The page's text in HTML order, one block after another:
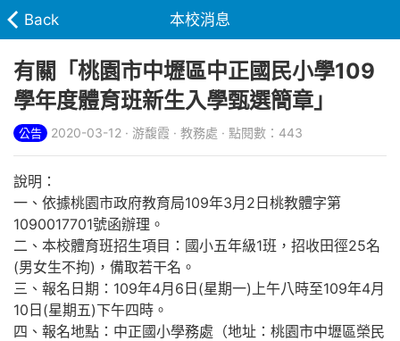
Back 本校消息
有關「桃園市中壢區中正國民小學109
學年度體育班新生入學甄選簡章」
公告 2020-03-12 · 游馥霞 · 教務處 · 點閱數：443
說明：
一、依據桃園市政府教育局109年3月2日桃教體字第
1090017701號函辦理。
二、本校體育班招生項目：國小五年級1班，招收田徑25名
(男女生不拘)，備取若干名。
三、報名日期：109年4月6日(星期一)上午八時至109年4月
10日(星期五)下午四時。
四、報名地點：中正國小學務處（地址：桃園市中壢區榮民